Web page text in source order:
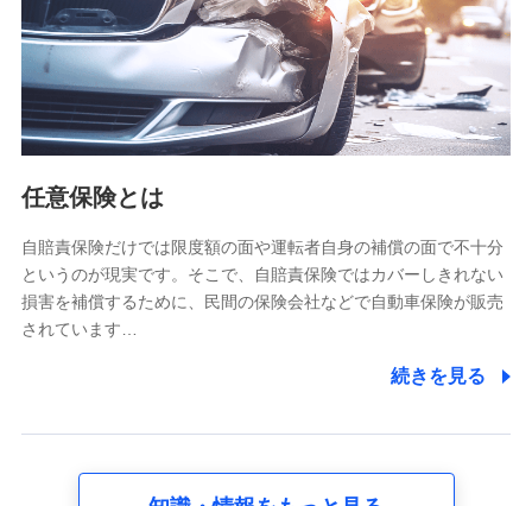
基本情報
氏名、電話番号、メールアドレス、お客さまの識別子、
属性、連絡先、dポイントサービスのご利用に関する情
報。例として、dポイントカード番号、性別、年齢、家族
構成、住所、dポイント残高、dポイント利用履歴などが
含まれます。
当社又は株式会社NTTドコモが提供する各種サービスな
又は株式会社NTTドコモが提供する各種サービスのご契
約状態・ご利用履歴インターネット利用時の行動に関す
る情報、アプリケーション利用時の行動に関する情報、
購入されたサービスや商品の名称・購入場所・決済に関
する情報、アンケートの回答に関する情報などが含まれ
任意保険とは
自賠責保険だけでは限度額の面や運転者自身の補償の面で不十分
というのが現実です。そこで、自賠責保険ではカバーしきれない
損害を補償するために、民間の保険会社などで自動車保険が販売
されています…
続きを見る